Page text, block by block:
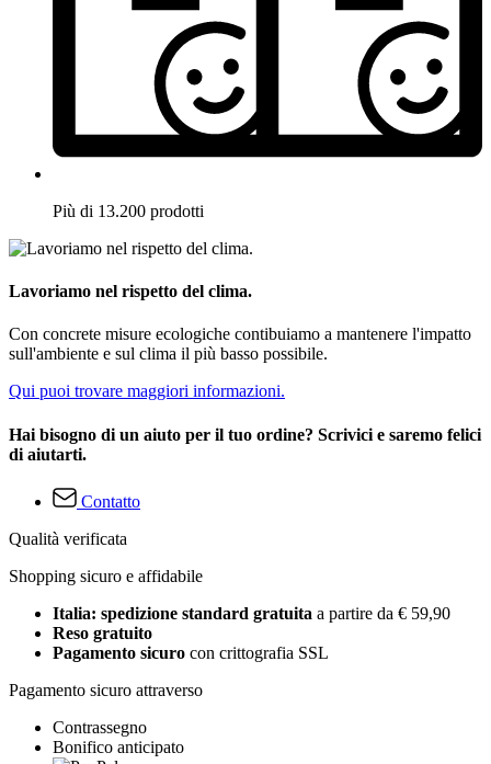
Più di 13.200 prodotti
Lavoriamo nel rispetto del clima.
Con concrete misure ecologiche contibuiamo a mantenere l'impatto
sull'ambiente e sul clima il più basso possibile.
Qui puoi trovare maggiori informazioni.
Hai bisogno di un aiuto per il tuo ordine? Scrivici e saremo felici
di aiutarti.
Contatto
Qualità verificata
Shopping sicuro e affidabile
Italia: spedizione standard gratuita a partire da € 59,90
Reso gratuito
Pagamento sicuro con crittografia SSL
Pagamento sicuro attraverso
Contrassegno
Bonifico anticipato